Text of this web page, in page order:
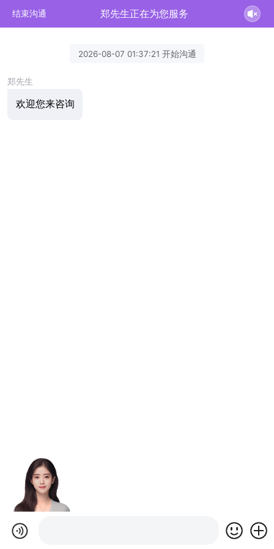
结束沟通 郑先生正在为您服务
2026-08-07 01:37:21 开始沟通
郑先生
欢迎您来咨询